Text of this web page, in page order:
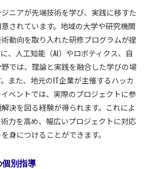
ニアが先端技術を学び、実践に移すた
されています。地域の大学や研究機関
動向を取り入れた研修プログラムが提
、人工知能（AI）やロボティクス、自
では、理論と実践を融合した学びの場
また、地元のIT企業が主催するハッカ
ベントでは、実際のプロジェクトに参
決を図る経験が得られます。これによ
力を高め、幅広いプロジェクトに対応
身につけることができます。
別指導